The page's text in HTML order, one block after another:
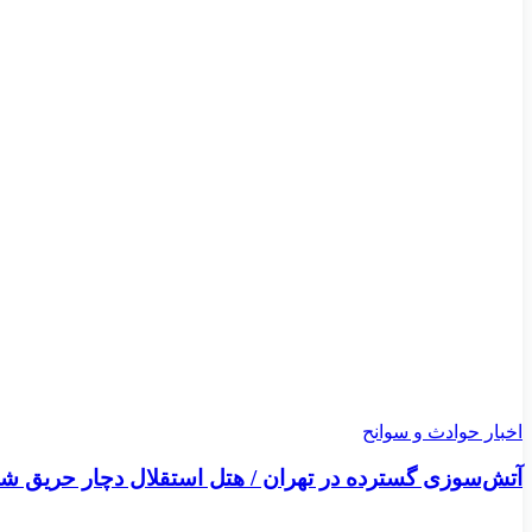
اخبار حوادث و سوانح
آتش‌سوزی گسترده در تهران / هتل استقلال دچار حریق